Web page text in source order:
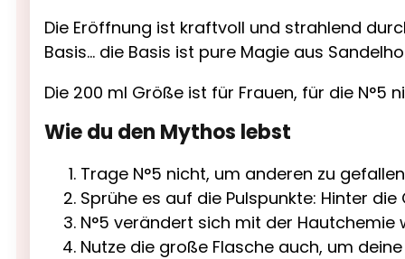
Die Eröffnung ist kraftvoll und strahlend
Basis… die Basis ist pure Magie aus
Die 200 ml Größe ist für Frauen, für die N°5
Wie du den Mythos lebst
Trage N°5 nicht, um anderen zu
Sprühe es auf die Pulspunkte: Hinter
N°5 verändert sich mit der Hautchemie
Nutze die große Flasche auch, um